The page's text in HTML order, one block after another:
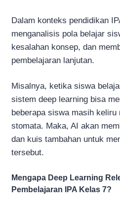
Dalam konteks pendidikan
menganalisis pola belajar
kesalahan konsep, dan
pembelajaran lanjutan.
Misalnya, ketika siswa
sistem deep learning bisa
beberapa siswa masih keliru
stomata. Maka, AI akan
dan kuis tambahan untuk
tersebut.
Mengapa Deep Learning
Pembelajaran IPA Kelas 7?